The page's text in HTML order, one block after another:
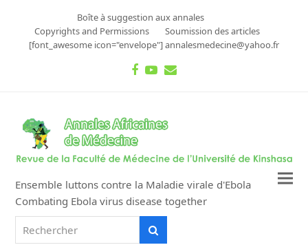
Boîte à suggestion aux annales
Copyrights and Permissions
Soumission des articles
[font_awesome icon="envelope"] annalesmedecine@yahoo.fr
Facebook
Youtube
Email
Ensemble luttons contre la Maladie virale d'Ebola
Combating Ebola virus disease together
Rechercher